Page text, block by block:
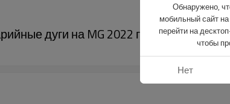
дуги на MG 2022 года | Легкие,
Обнаружено,
мобильный сайт
перейти на
чтобы
Нет